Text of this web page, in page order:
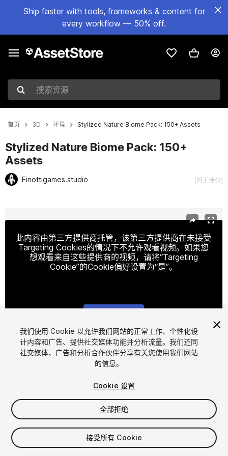
Ship faster with tools, frameworks & content for
every workflow — 50% off.
搜索资源
首页 3D 环境 Stylized Nature Biome Pack: 150+ Assets
Stylized Nature Biome Pack: 150+
Assets
Finottigames.studio (暂无评分)
此内容由第三方提供商托管，该第三方提供商在未接受
Targeting Cookies的情况下不允许观看视频。如果您
想观看来自这些提供商的视频，请将“Targeting
Cookie”的Cookie偏好设置为“是”。
1/35
$29.99
增值税将在结算时计算
我们使用 Cookie 以允许我们网站的正常工作、个性化设
计内容和广告、提供社交媒体功能并分析流量。我们还同
社交媒体、广告和分析合作伙伴分享有关您使用我们网站
的信息。
Cookie 设置
全部拒绝
接受所有 Cookie